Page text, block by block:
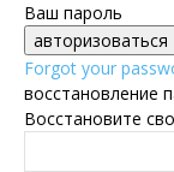
Ваш пароль
Forgot your
восстановление
Восстановите